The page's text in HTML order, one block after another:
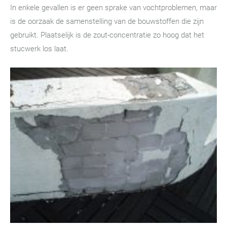
In enkele gevallen is er geen sprake van vochtproblemen, maar
is de oorzaak de samenstelling van de bouwstoffen die zijn
gebruikt. Plaatselijk is de zout-concentratie zo hoog dat het
stucwerk los laat.